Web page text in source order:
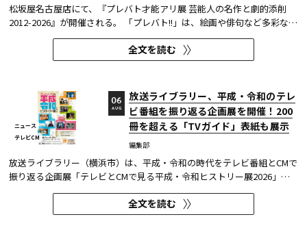
松坂屋名古屋店にて、『プレバト才能アリ展 芸能人の名作と劇的添削
2012-2026』が開催される。 「プレバト!!」は、絵画や俳句など多彩な芸
術ジャンルに芸能人が挑戦し、その作品を超一流の講師陣が才能アリ/ナ
シで厳しく査定する教養バラエティー番組だ。 本展では、定番ジャンル
の俳句・水彩画から、大漁旗や黒板アートといった巨大作品...
全文を読む
ニュース
テレビCM
放送ライブラリー、平成・令和のテレ
ビ番組を振り返る企画展を開催！200
冊を超える「TVガイド」表紙も展示
編集部
06
AUG
放送ライブラリー（横浜市）は、平成・令和の時代をテレビ番組とCMで
振り返る企画展「テレビとCMで見る平成・令和ヒストリー展2026」を8
月7日～9月27日に開催する。
全文を読む